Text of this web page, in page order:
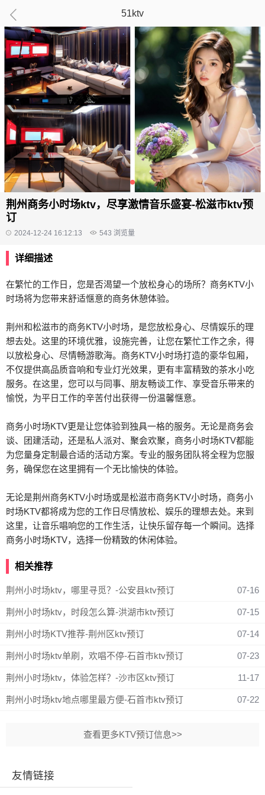
51ktv
荆州商务小时场ktv，尽享激情音乐盛宴-松滋市ktv预
订
2024-12-24 16:12:13 543 浏览量
详细描述
在繁忙的工作日，您是否渴望一个放松身心的场所？商务KTV小
时场将为您带来舒适惬意的商务休憩体验。
荆州和松滋市的商务KTV小时场，是您放松身心、尽情娱乐的理
想去处。这里的环境优雅，设施完善，让您在繁忙工作之余，得
以放松身心、尽情畅游歌海。商务KTV小时场打造的豪华包厢，
不仅提供高品质音响和专业灯光效果，更有丰富精致的茶水小吃
服务。在这里，您可以与同事、朋友畅谈工作、享受音乐带来的
愉悦，为平日工作的辛苦付出获得一份温馨惬意。
商务小时场KTV更是让您体验到独具一格的服务。无论是商务会
谈、团建活动，还是私人派对、聚会欢聚，商务小时场KTV都能
为您量身定制最合适的活动方案。专业的服务团队将全程为您服
务，确保您在这里拥有一个无比愉快的体验。
无论是荆州商务KTV小时场或是松滋市商务KTV小时场，商务小
时场KTV都将成为您的工作日尽情放松、娱乐的理想去处。来到
这里，让音乐唱响您的工作生活，让快乐留存每一个瞬间。选择
商务小时场KTV，选择一份精致的休闲体验。
相关推荐
荆州小时场ktv，哪里寻觅？-公安县ktv预订 07-16
荆州小时场ktv，时段怎么算-洪湖市ktv预订 07-15
荆州小时场KTV推荐-荆州区ktv预订 07-14
荆州小时场ktv单刷，欢唱不停-石首市ktv预订 07-23
荆州小时场ktv，体验怎样？-沙市区ktv预订 11-17
荆州小时场ktv地点哪里最方便-石首市ktv预订 07-22
查看更多KTV预订信息>>
友情链接